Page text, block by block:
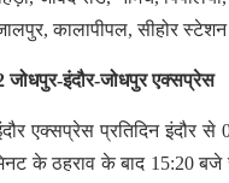
कालापीपल, सीहोर
जोधपुर-इंदौर-जोधपुर एक्सप्रेस
एक्सप्रेस प्रतिदिन इंदौर
के ठहराव के बाद 15:20